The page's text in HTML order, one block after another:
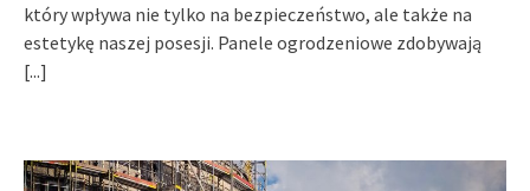
który wpływa nie tylko na bezpieczeństwo, ale także na
estetykę naszej posesji. Panele ogrodzeniowe zdobywają
[...]